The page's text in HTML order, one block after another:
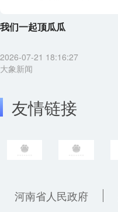
我们一起顶瓜瓜
2026-07-21 18:16:27
大象新闻
友情链接
河南省人民政府